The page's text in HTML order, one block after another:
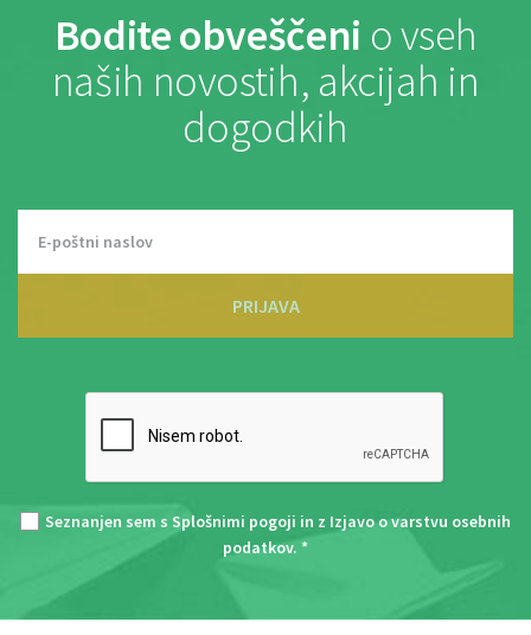
Bodite obveščeni o vseh
naših novostih, akcijah in
dogodkih
PRIJAVA
Seznanjen sem s Splošnimi pogoji in z Izjavo o varstvu osebnih
podatkov. *